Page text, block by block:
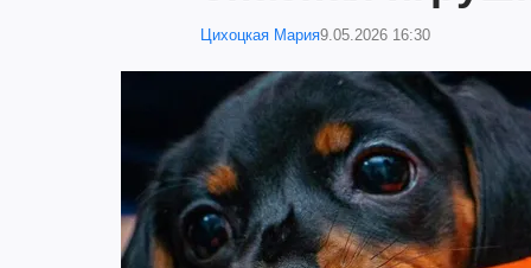
Цихоцкая Мария9.05.2026 16:30